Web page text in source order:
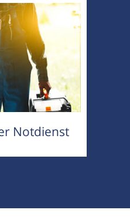
Notdienst